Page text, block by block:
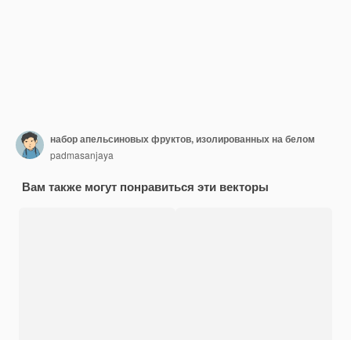
набор апельсиновых фруктов, изолированных на белом
padmasanjaya
Вам также могут понравиться эти векторы